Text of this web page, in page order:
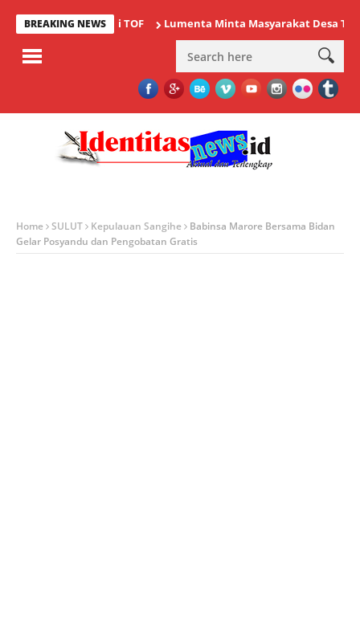
BREAKING NEWS
Bergengsi TOF Lumenta Minta Masyarakat Desa Tolok
Home SULUT Kepulauan Sangihe
Babinsa Marore Bersama Bidan
Gelar Posyandu dan Pengobatan Gratis